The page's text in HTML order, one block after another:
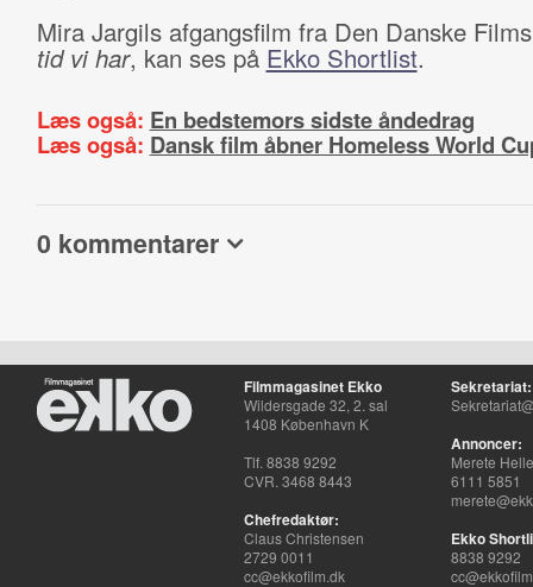
Mira Jargils afgangsfilm fra Den Danske
tid vi har, kan ses på Ekko Shortlist.
Læs også: En bedstemors sidste åndedrag
Læs også: Dansk film åbner Homeless World
0 kommentarer
Filmmagasinet Ekko
Wildersgade 32, 2. sal
1408 København K
Tlf. 8838 9292
CVR. 3468 8443
Chefredaktør:
Claus Christensen
2729 0011
cc@ekkofilm.dk
Sekretariat:
Annoncer:
Merete
6111 5851
Ekko
8838 9292